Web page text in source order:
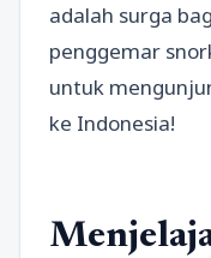
adalah surga
penggemar
untuk
ke Indonesia!